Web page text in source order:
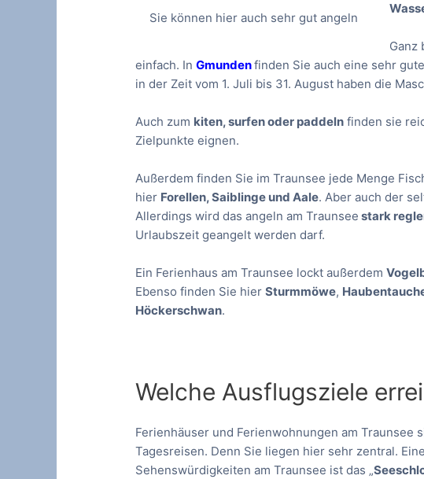
Sie können hier auch sehr gut angeln
Ganz
einfach. InGmundenfinden Sie auch eine sehr
in der Zeit vom 1. Juli bis 31. August haben die
Auch zum kiten, surfen oder paddeln finden sie
Zielpunkte eignen.
Außerdem finden Sie im Traunsee jede Menge
hier Forellen, Saiblinge und Aale. Aber auch der
Allerdings wird das angeln am Traunsee stark
Urlaubszeit geangelt werden darf.
Ein Ferienhaus am Traunsee lockt außerdem
Ebenso finden Sie hierSturmmöwe,
Höckerschwan.
Welche Ausflugsziele
Ferienhäuser und Ferienwohnungen am Traunsee
Tagesreisen. Denn Sie liegen hier sehr zentral.
Sehenswürdigkeiten am Traunsee ist das „